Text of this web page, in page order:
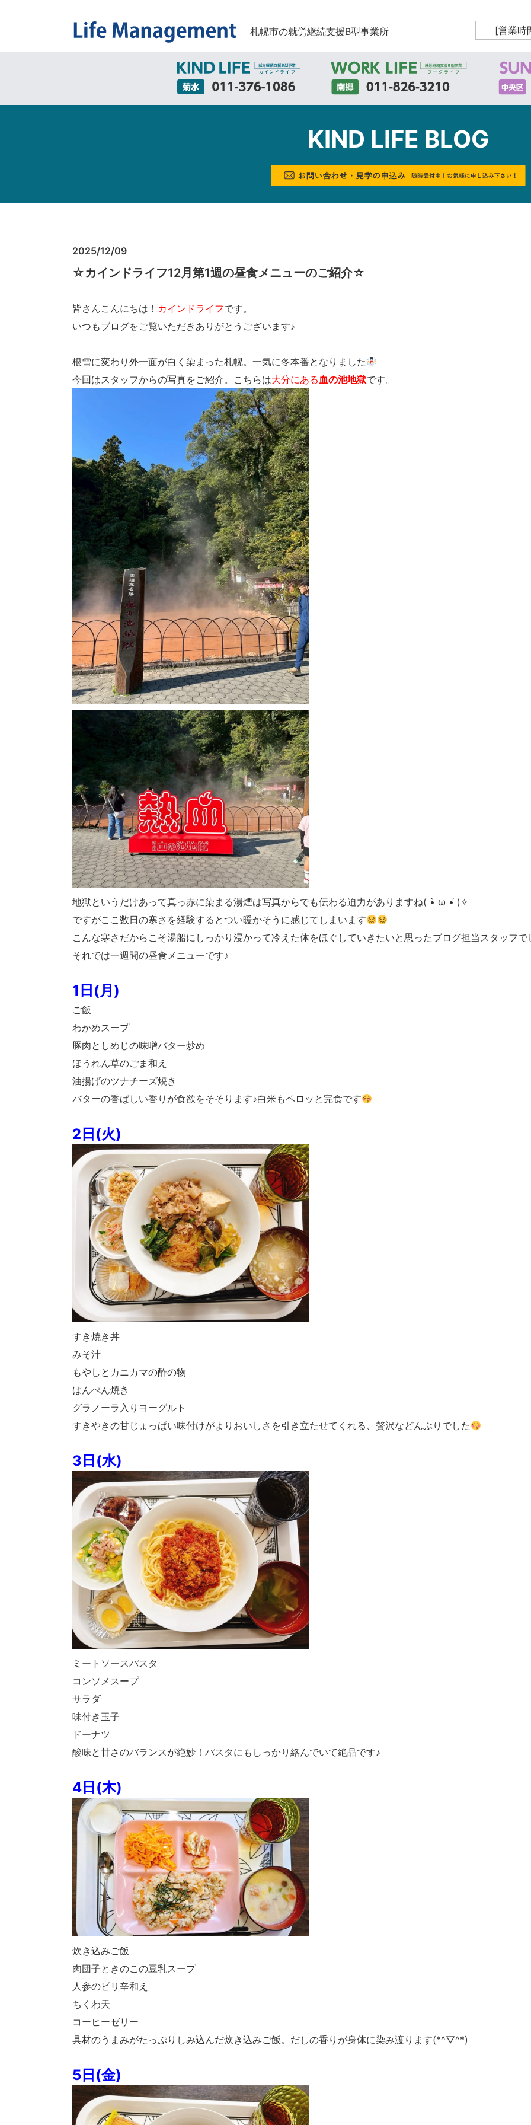
札幌市の就労継続支援B型事業所 [営業時
KIND LIFE BLOG
2025/12/09
☆カインドライフ12月第1週の昼食メニューのご紹介☆
皆さんこんにちは！ カインドライフです。
いつもブログをご覧いただきありがとうございます♪
根雪に変わり外一面が白く染まった札幌。一気に冬本番となりました
今回はスタッフからの写真をご紹介。こちらは大分にある血の池地獄です。
地獄というだけあって真っ赤に染まる湯煙は写真からでも伝わる迫力がありますね( •̀ ω •́ )✧
ですがここ数日の寒さを経験するとつい暖かそうに感じてしまいます
こんな寒さだからこそ湯船にしっかり浸かって冷えた体をほぐしていきたいと思ったブログ担当スタッフで
それでは一週間の昼食メニューです♪
1日(月)
ご飯
わかめスープ
豚肉としめじの味噌バター炒め
ほうれん草のごま和え
油揚げのツナチーズ焼き
バターの香ばしい香りが食欲をそそります♪白米もペロッと完食です
2日(火)
すき焼き丼
みそ汁
もやしとカニカマの酢の物
はんぺん焼き
グラノーラ入りヨーグルト
すきやきの甘じょっぱい味付けがよりおいしさを引き立たせてくれる、贅沢などんぶりでした
3日(水)
ミートソースパスタ
コンソメスープ
サラダ
味付き玉子
ドーナツ
酸味と甘さのバランスが絶妙！パスタにもしっかり絡んでいて絶品です♪
4日(木)
炊き込みご飯
肉団子ときのこの豆乳スープ
人参のピリ辛和え
ちくわ天
コーヒーゼリー
具材のうまみがたっぷりしみ込んだ炊き込みご飯。だしの香りが身体に染み渡ります(*^▽^*)
5日(金)